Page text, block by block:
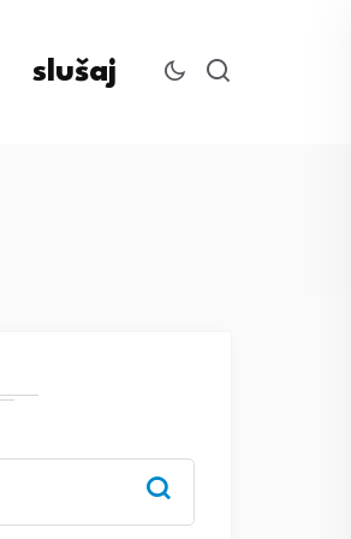
slušaj